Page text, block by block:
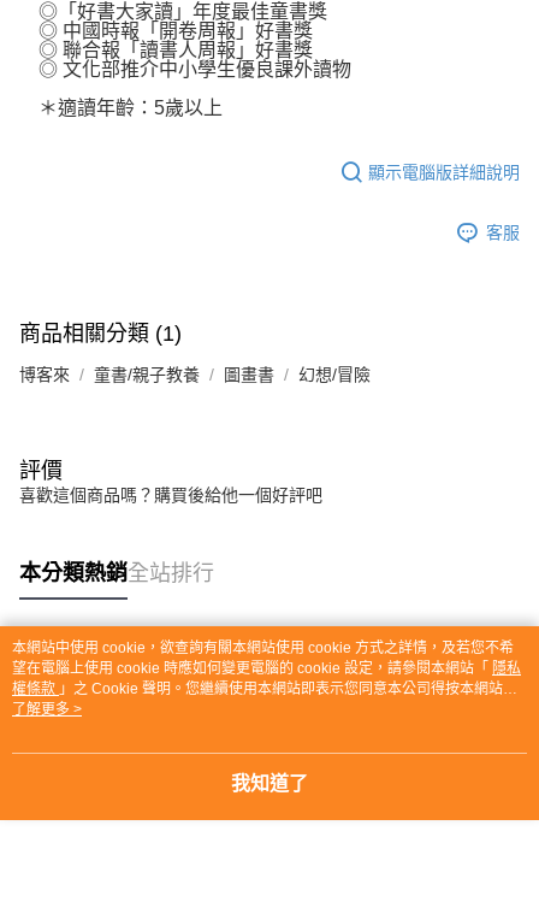
◎「好書大家讀」年度最佳童書獎
◎ 中國時報「開卷周報」好書獎
◎ 聯合報「讀書人周報」好書獎
◎ 文化部推介中小學生優良課外讀物
＊適讀年齡：5歲以上
顯示電腦版詳細說明
客服
商品相關分類 (1)
博客來 童書/親子教養 圖畫書 幻想/冒險
評價
喜歡這個商品嗎？購買後給他一個好評吧
本分類熱銷全站排行
熱門標籤
本網站中使用 cookie，欲查詢有關本網站使用 cookie 方式之詳情，及若您不希
望在電腦上使用 cookie 時應如何變更電腦的 cookie 設定，請參閱本網站「 隱私
權條款 」之 Cookie 聲明。您繼續使用本網站即表示您同意本公司得按本網站使
用條款之 Cookie 聲明使用 cookie。
了解更多 >
我知道了